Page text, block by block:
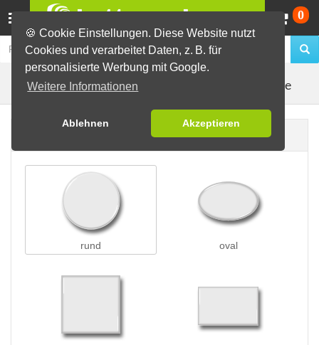
🍪 Cookie Einstellungen. Diese Website nutzt
Cookies und verarbeitet Daten, z. B. für
personalisierte Werbung mit Google.
Weitere Informationen
Ablehnen Akzeptieren
0
Buttons erstellen Magnetbuttons Kleidungsmagnete
rund oval